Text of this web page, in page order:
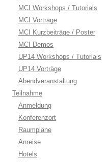
MCI Workshops / Tutorials
MCI Vorträge
MCI Kurzbeiträge / Poster
MCI Demos
UP14 Workshops / Tutorials
UP14 Vorträge
Abendveranstaltung
Teilnahme
Anmeldung
Konferenzort
Raumpläne
Anreise
Hotels